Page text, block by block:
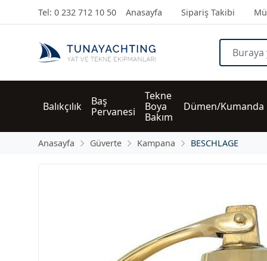
Tel: 0 232 712 10 50 Anasayfa Sipariş Takibi
Balıkçılık
Baş
Pervanesi
Tekne
Boya
Bakım
Dümen/Kumanda
Anasayfa Güverte Kampana BESCHLAGE